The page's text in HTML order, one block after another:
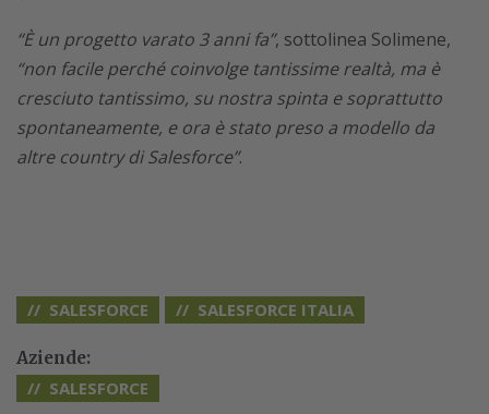
“È un progetto varato 3 anni fa”, sottolinea Solimene,
“non facile perché coinvolge tantissime realtà, ma è
cresciuto tantissimo, su nostra spinta e soprattutto
spontaneamente, e ora è stato preso a modello da
altre country di Salesforce”.
SALESFORCE SALESFORCE ITALIA
Aziende:
SALESFORCE